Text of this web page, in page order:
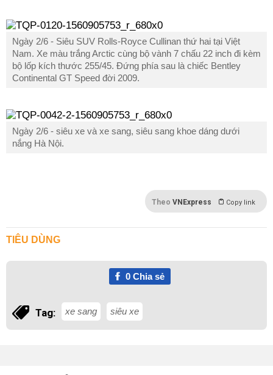
Ngày 2/6 - Siêu SUV Rolls-Royce Cullinan thứ hai tại Việt
Nam. Xe màu trắng Arctic cùng bộ vành 7 chấu 22 inch đi kèm
bộ lốp kích thước 255/45. Đứng phía sau là chiếc Bentley
Continental GT Speed đời 2009.
Ngày 2/6 - siêu xe và xe sang, siêu sang khoe dáng dưới
nắng Hà Nội.
Theo VNExpress Copy link
TIÊU DÙNG
0Chia sẻ
Tag: xe sang siêu xe